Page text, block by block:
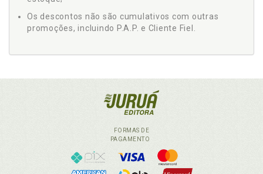
Os descontos não são cumulativos com outras
promoções, incluindo P.A.P. e Cliente Fiel.
FORMAS DE
PAGAMENTO